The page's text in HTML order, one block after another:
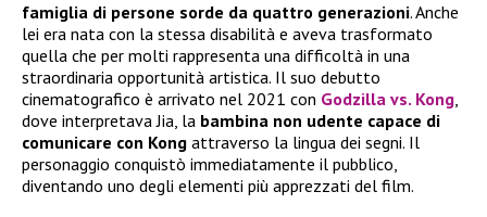
famiglia di persone sorde da quattro generazioni. Anche
lei era nata con la stessa disabilità e aveva trasformato
quella che per molti rappresenta una difficoltà in una
straordinaria opportunità artistica. Il suo debutto
cinematografico è arrivato nel 2021 con Godzilla vs. Kong,
dove interpretava Jia, la bambina non udente capace di
comunicare con Kong attraverso la lingua dei segni. Il
personaggio conquistò immediatamente il pubblico,
diventando uno degli elementi più apprezzati del film.